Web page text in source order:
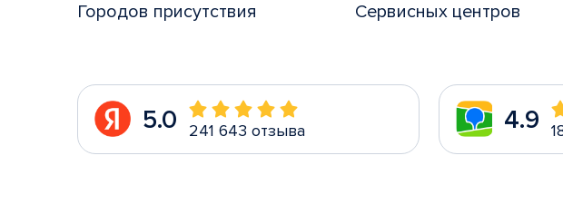
Городов присутствия Сервисных центров
5.0 241 643 отзыва 4.9